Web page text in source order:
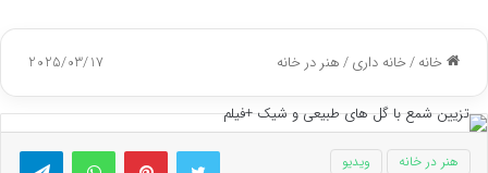
خانه/خانه داری/هنر در خانه 2025/03/17
توییتر پینتریستواتس آپ
هنر در خانه ویدیو